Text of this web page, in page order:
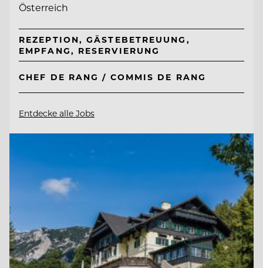
Österreich
REZEPTION, GÄSTEBETREUUNG,
EMPFANG, RESERVIERUNG
CHEF DE RANG / COMMIS DE RANG
Entdecke alle Jobs